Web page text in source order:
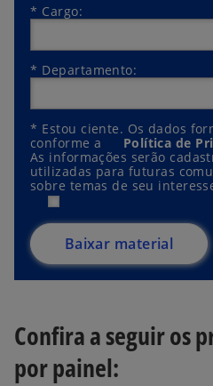
* Cargo:
* Departamento:
* Estou ciente. Os dados
conforme a
Política de
As informações serão
utilizadas para futuras
sobre temas de seu
Baixar material
Confira a seguir os
por painel: